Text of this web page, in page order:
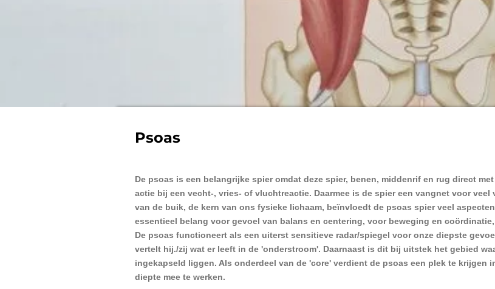
Psoas
De psoas is een belangrijke spier omdat deze spier, benen, middenrif en rug direct
actie bij een vecht-, vries- of vluchtreactie. Daarmee is de spier een vangnet voor
van de buik, de kern van ons fysieke lichaam, beïnvloedt de psoas spier veel
essentieel belang voor gevoel van balans en centering, voor beweging en
De psoas functioneert als een uiterst sensitieve radar/spiegel voor onze diepste
vertelt hij./zij wat er leeft in de 'onderstroom'. Daarnaast is dit bij uitstek het gebied
ingekapseld liggen. Als onderdeel van de 'core' verdient de psoas een plek te krijgen
diepte mee te werken.